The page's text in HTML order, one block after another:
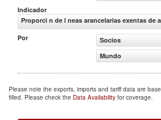
Indicador
Proporci n de l neas arancelarias exentas de
Por
Socios
Mundo
Please note the exports, imports and tariff data are
filled. Please check the Data Availability for coverage.